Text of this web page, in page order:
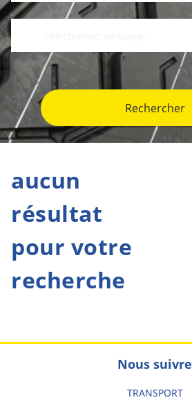
Rechercher
aucun
résultat
pour votre
recherche
Nous suivre
TRANSPORT